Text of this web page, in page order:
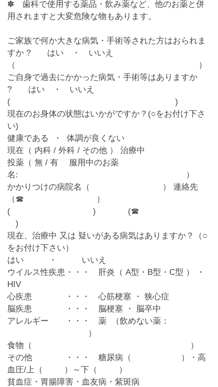
✽ 歯科で使用する薬品・飲み薬など、他のお薬と併
用されますと大変危険な物もあります。
ご家族で何か大きな病気・手術等された方はおられま
すか ? はい ・ いいえ
（ ）
ご自身で過去にかかった病気・手術等はありますか
? はい ・ いいえ
( )
現在のお身体の状態はいかがですか？ (○をお付け下さ
い)
健康である
・ 体調が良くない
現在（ 内科 / 外科 / その他 ） 治療中
投薬（ 無 / 有 服用中のお薬
名: ）
かかりつけの病院名（ ） 連絡先
（☎ ）
( ) (☎
)
現在、治療中 又は 疑いがある病気はありますか？
（○
をお付け下さい）
はい ・ いいえ
ウイルス性疾患 ・・・ 肝炎（ A型・B型・C型 ） ・
HIV
心疾患
・・・ 心筋梗塞 ・ 狭心症
脳疾患
・・・ 脳梗塞 ・ 脳卒中
アレルギー ・・・ 薬 （飲めない薬：
）
食物（ ）
その他
・・・ 糖尿病（ ）・高
血圧/上（ ）～下（ ）
貧血症・胃腸障害・血友病・紫斑病